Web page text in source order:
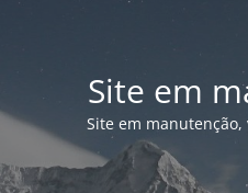
Site em
Site em